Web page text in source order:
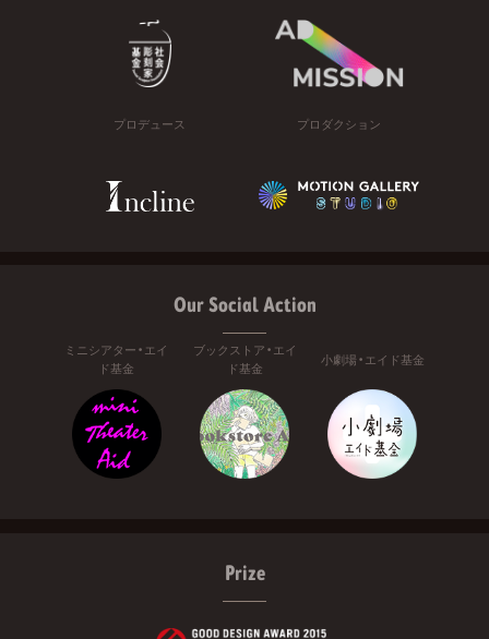
プロデュース プロダクション
Our Social Action
ミニシアター・エイ
ド基金
ブックストア・エイ
ド基金
小劇場・エイド基金
Prize